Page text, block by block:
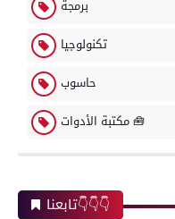
برمجة
تكنولوجيا
حاسوب
مكتبة الأدوات 🧰
تابعنا👇👇👇